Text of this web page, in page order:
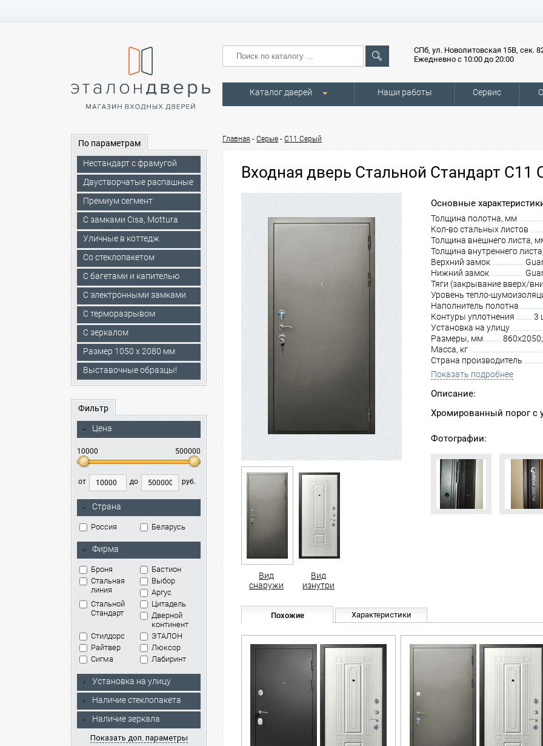
СПб, ул. Новолитовская 15В, сек.
Ежедневно с 10:00 до 20:00
Каталог дверей Наши работы Сервис
По параметрам
Нестандарт с фрамугой
Двустворчатые распашные
Премиум сегмент
C замками Cisa, Mottura
Уличные в коттедж
Со стеклопакетом
С багетами и капителью
C электронными замками
С терморазрывом
С зеркалом
Размер 1050 х 2080 мм
Выставочные образцы!
Фильтр
Цена
10000 500000
от до руб.
Страна
Россия Беларусь
Фирма
Броня
Бастион
Стальная
линия
Выбор
Аргус
Стальной
Стандарт
Цитадель
Дверной
континент
Стилдорс
ЭТАЛОН
Райтвер
Люксор
Сигма
Лабиринт
Установка на улицу
Наличие стеклопакета
Наличие зеркала
Показать доп. параметры
Главная - Серые - С11 Серый
Входная дверь Стальной Стандарт С11
Вид
снаружи
Вид
изнутри
Основные
Толщина полотна, мм
Кол-во стальных листов
Толщина внешнего листа,
Толщина внутреннего
Верхний замок
Нижний замок
Тяги (закрывание вверх/
Уровень тепло-
Наполнитель полотна
Контуры уплотнения
3
Установка на улицу
Размеры, мм
Масса, кг
Страна производитель
Показать подробнее
Описание:
Хромированный порог с
Фотографии:
Похожие Характеристики